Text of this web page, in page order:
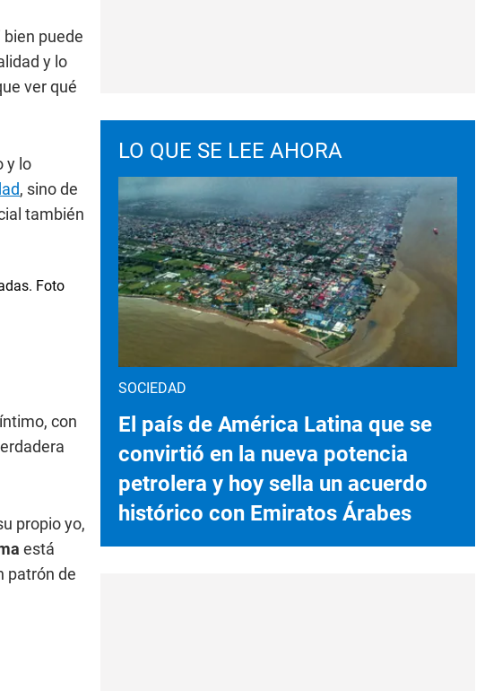
bien puede
y lo
ver qué
y lo
, sino de
también
con
propio yo,
está
patrón de
LO QUE SE LEE AHORA
SOCIEDAD
El país de América Latina que se
convirtió en la nueva potencia
petrolera y hoy sella un acuerdo
histórico con Emiratos Árabes